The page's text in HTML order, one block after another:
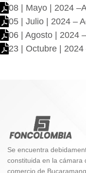
08 | Mayo | 2024
05 | Julio | 2024 –
06 | Agosto | 2024
23 | Octubre |
Se encuentra
constituida en la cámara
comercio de